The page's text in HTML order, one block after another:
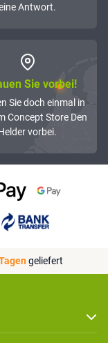
Antwort.
Sie vorbei!
Sie doch einmal in
Concept Store Den
vorbei.
geliefert